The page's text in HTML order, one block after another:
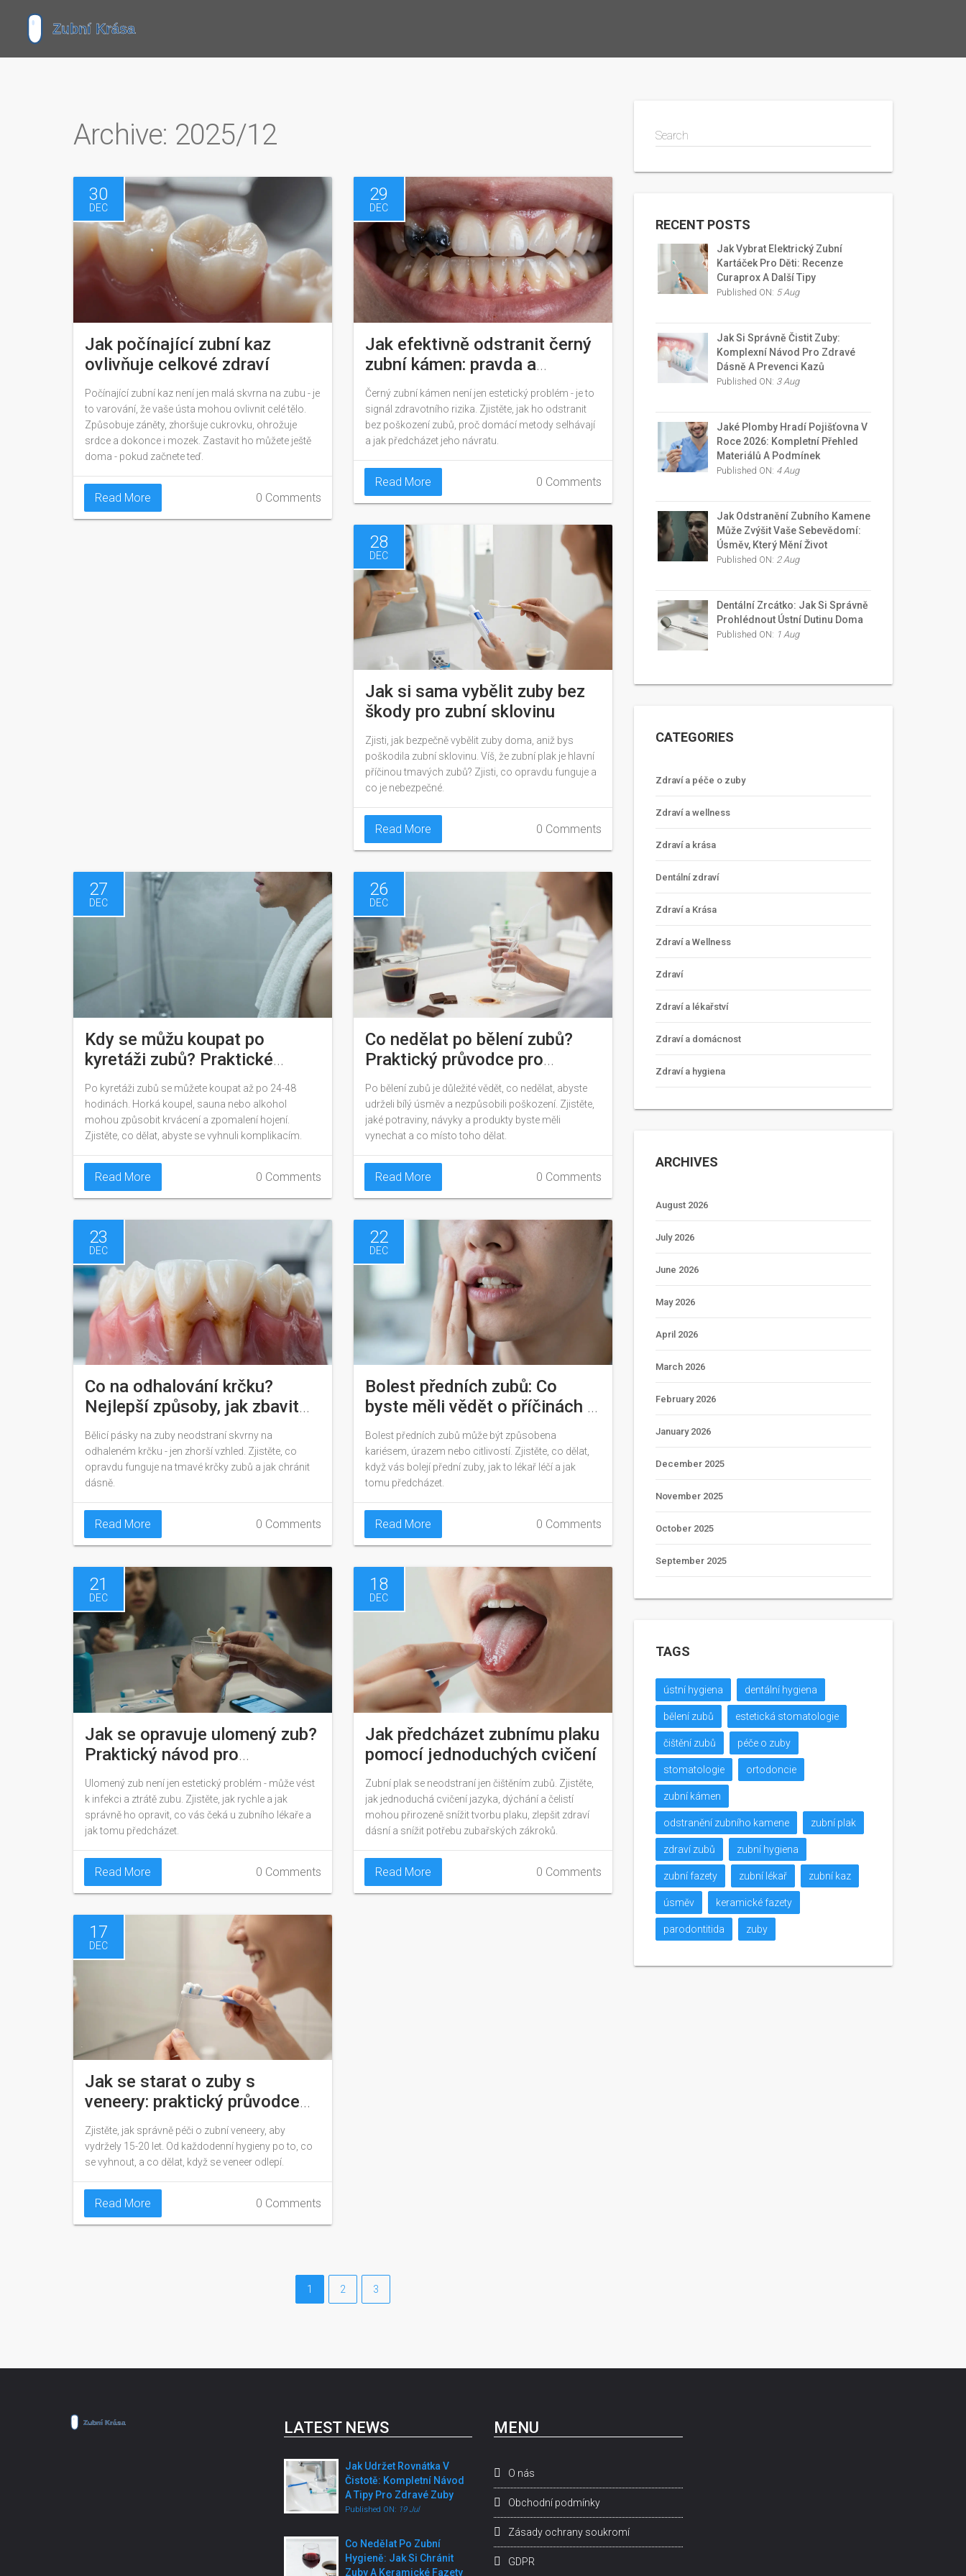
Archive: 2025/12
30
DEC
Jak počínající zubní kaz
ovlivňuje celkové zdraví
Počínající zubní kaz není jen malá skvrna na zubu - je
to varování, že vaše ústa mohou ovlivnit celé tělo.
Způsobuje záněty, zhoršuje cukrovku, ohrožuje
srdce a dokonce i mozek. Zastavit ho můžete ještě
doma - pokud začnete teď.
Read More 0 Comments
29
DEC
Jak efektivně odstranit černý
zubní kámen: pravda a
praktické kroky
Černý zubní kámen není jen estetický problém - je to
signál zdravotního rizika. Zjistěte, jak ho odstranit
bez poškození zubů, proč domácí metody selhávají
a jak předcházet jeho návratu.
Read More 0 Comments
28
DEC
Jak si sama vybělit zuby bez
škody pro zubní sklovinu
Zjisti, jak bezpečně vybělit zuby doma, aniž bys
poškodila zubní sklovinu. Víš, že zubní plak je hlavní
příčinou tmavých zubů? Zjisti, co opravdu funguje a
co je nebezpečné.
Read More 0 Comments
27
DEC
Kdy se můžu koupat po
kyretáži zubů? Praktické
pokyny pro rychlé hojení
Po kyretáži zubů se můžete koupat až po 24-48
hodinách. Horká koupel, sauna nebo alkohol
mohou způsobit krvácení a zpomalení hojení.
Zjistěte, co dělat, abyste se vyhnuli komplikacím.
Read More 0 Comments
26
DEC
Co nedělat po bělení zubů?
Praktický průvodce pro
udržení bílého úsměvu
Po bělení zubů je důležité vědět, co nedělat, abyste
udrželi bílý úsměv a nezpůsobili poškození. Zjistěte,
jaké potraviny, návyky a produkty byste měli
vynechat a co místo toho dělat.
Read More 0 Comments
23
DEC
Co na odhalování krčku?
Nejlepší způsoby, jak zbavit
zubů odolných skvrn
Bělicí pásky na zuby neodstraní skvrny na
odhaleném krčku - jen zhorší vzhled. Zjistěte, co
opravdu funguje na tmavé krčky zubů a jak chránit
dásně.
Read More 0 Comments
22
DEC
Bolest předních zubů: Co
byste měli vědět o příčinách a
řešeních
Bolest předních zubů může být způsobena
kariésem, úrazem nebo citlivostí. Zjistěte, co dělat,
když vás bolejí přední zuby, jak to lékař léčí a jak
tomu předcházet.
Read More 0 Comments
21
DEC
Jak se opravuje ulomený zub?
Praktický návod pro
každodenní situaci
Ulomený zub není jen estetický problém - může vést
k infekci a ztrátě zubu. Zjistěte, jak rychle a jak
správně ho opravit, co vás čeká u zubního lékaře a
jak tomu předcházet.
Read More 0 Comments
18
DEC
Jak předcházet zubnímu plaku
pomocí jednoduchých cvičení
Zubní plak se neodstraní jen čištěním zubů. Zjistěte,
jak jednoduchá cvičení jazyka, dýchání a čelistí
mohou přirozeně snížit tvorbu plaku, zlepšit zdraví
dásní a snížit potřebu zubařských zákroků.
Read More 0 Comments
17
DEC
Jak se starat o zuby s
veneery: praktický průvodce
pro trvalý úsměv
Zjistěte, jak správně péči o zubní veneery, aby
vydržely 15-20 let. Od každodenní hygieny po to, co
se vyhnout, a co dělat, když se veneer odlepí.
Read More 0 Comments
1 2 3
Search
RECENT POSTS
Jak Vybrat Elektrický Zubní
Kartáček Pro Děti: Recenze
Curaprox A Další Tipy
Published ON: 5 Aug
Jak Si Správně Čistit Zuby:
Komplexní Návod Pro Zdravé
Dásně A Prevenci Kazů
Published ON: 3 Aug
Jaké Plomby Hradí Pojišťovna V
Roce 2026: Kompletní Přehled
Materiálů A Podmínek
Published ON: 4 Aug
Jak Odstranění Zubního Kamene
Může Zvýšit Vaše Sebevědomí:
Úsměv, Který Mění Život
Published ON: 2 Aug
Dentální Zrcátko: Jak Si Správně
Prohlédnout Ústní Dutinu Doma
Published ON: 1 Aug
CATEGORIES
Zdraví a péče o zuby
Zdraví a wellness
Zdraví a krása
Dentální zdraví
Zdraví a Krása
Zdraví a Wellness
Zdraví
Zdraví a lékařství
Zdraví a domácnost
Zdraví a hygiena
ARCHIVES
August 2026
July 2026
June 2026
May 2026
April 2026
March 2026
February 2026
January 2026
December 2025
November 2025
October 2025
September 2025
TAGS
ústní hygiena dentální hygiena
bělení zubů estetická stomatologie
čištění zubů péče o zuby
stomatologie ortodoncie
zubní kámen
odstranění zubního kamene zubní plak
zdraví zubů zubní hygiena
zubní fazety zubní lékař zubní kaz
úsměv keramické fazety
parodontitida zuby
LATEST NEWS
Jak Udržet Rovnátka V
Čistotě: Kompletní Návod
A Tipy Pro Zdravé Zuby
Published ON: 19 Jul
Co Nedělat Po Zubní
Hygieně: Jak Si Chránit
Zuby A Keramické Fazety
MENU
O nás
Obchodní podmínky
Zásady ochrany soukromí
GDPR